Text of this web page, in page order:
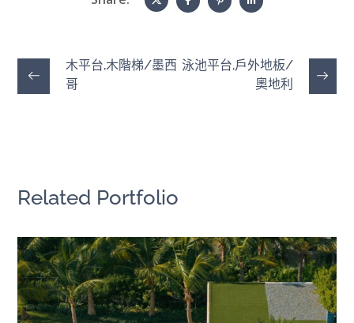
木平台,木階梯/墨西
哥
泳池平台,戶外地板/
奧地利
Related Portfolio
Villa del Mar F11｜多明尼加
中南美洲